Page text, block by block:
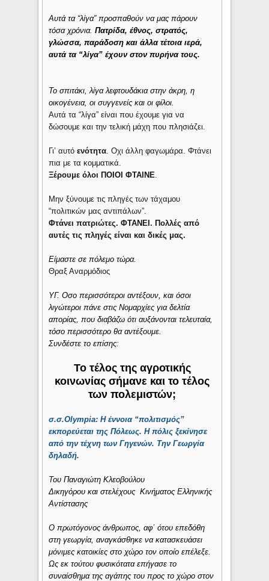
Αυτά τα “λίγα” προσπαθούν να μας πάρουν
τόσα χρόνια.Πατρίδα, έθνος, στρατός,
γλώσσα, παράδοση και άλλα τέτοια ιερά,
αυτά τα “λίγα” έχουν στον πυρήνα τους.
Το σπιτάκι, λίγα λεφτουδάκια στην άκρη, η
οικογένεια, οι συγγενείς και οι φίλοι.
Αυτά τα “λίγα” είναι που έχουμε για να
δώσουμε και την τελική μάχη που πλησιάζει.
Γι’ αυτόενότητα. Οχι άλλη φαγωμάρα. Φτάνει
πια με τα κομματικά.
Ξέρουμε όλοι ΠΟΙΟΙ ΦΤΑΙΝΕ.
Μην ξύνουμε τις πληγές των τάχαμου
“πολιτικών μας αντιπάλων”.
Φτάνει πατριώτες. ΦΤΑΝΕΙ. Πολλές από
αυτές τις πληγές είναι και δικές μας.
Είμαστε σε πόλεμο τώρα.
Θραξ Αναρμόδιος
ΥΓ. Οσο περισσότεροι αντέξουν, και όσοι
λιγώτεροι πάνε στις Νομαρχίες για δελτία
απορίας, που διαβάζω ότι αυξάνονται τελευταία,
τόσο περισσότερο θα αντέξουμε.
Συνδέστε το επίσης:
Το τέλος της αγροτικής
κοινωνίας σήμανε και το τέλος
των πολεμιστών;
σ.σ.Οlympia: Η έννοια “πολιτισμός”
εκπορεύεται της Πόλεως. Η πόλις ξεκίνησε
από την τέχνη των Γηγενών. Την Γεωργία
δηλαδή.
ΤουΠαναγιώτη Κλεοβούλου
Δικηγόρου και στελέχους Κινήματος Ελληνικής
Αντίστασης
Ο πρωτόγονος άνθρωπος, αφ΄ ότου επεδόθη
στη γεωργία, αναγκάσθηκε να κατασκευάσει
μόνιμες κατοικίες στο χώρο τον οποίο επέλεξε.
Ως εκ τούτου φυσικότατα επήγασε το
συναίσθημα της αγάπης του προς το χώρο στον